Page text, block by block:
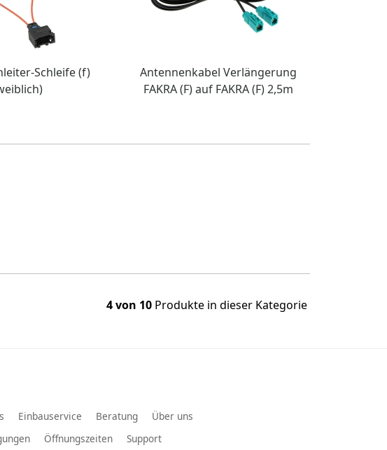
Schleife (f)
Antennenkabel Verlängerung
FAKRA (F) auf FAKRA (F) 2,5m
4 von 10 Produkte in dieser Kategorie
Einbauservice Beratung
Über uns
Öffnungszeiten Support